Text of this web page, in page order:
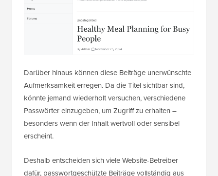
Darüber hinaus können diese Beiträge unerwünschte
Aufmerksamkeit erregen. Da die Titel sichtbar sind,
könnte jemand wiederholt versuchen, verschiedene
Passwörter einzugeben, um Zugriff zu erhalten –
besonders wenn der Inhalt wertvoll oder sensibel
erscheint.
Deshalb entscheiden sich viele Website-Betreiber
dafür, passwortgeschützte Beiträge vollständig aus